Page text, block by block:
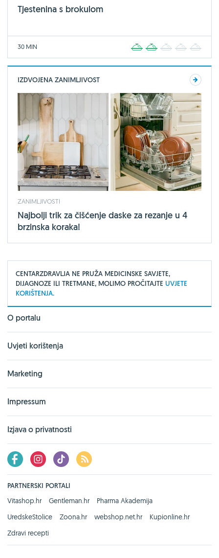
Tjestenina s brokulom
30 MIN 2 3 4
IZDVOJENA ZANIMLJIVOST
ZANIMLJIVOSTI
Najbolji trik za čišćenje daske za rezanje u 4
brzinska koraka!
CENTARZDRAVLJA NE PRUŽA MEDICINSKE SAVJETE,
DIJAGNOZE ILI TRETMANE, MOLIMO PROČITAJTE UVJETE
KORIŠTENJA.
O portalu
Uvjeti korištenja
Marketing
Impressum
Izjava o privatnosti
PARTNERSKI PORTALI
Vitashop.hr
Gentleman.hr
Pharma Akademija
UredskeStolice
Zoona.hr webshop.net.hr
Kupionline.hr
Zdravi recepti